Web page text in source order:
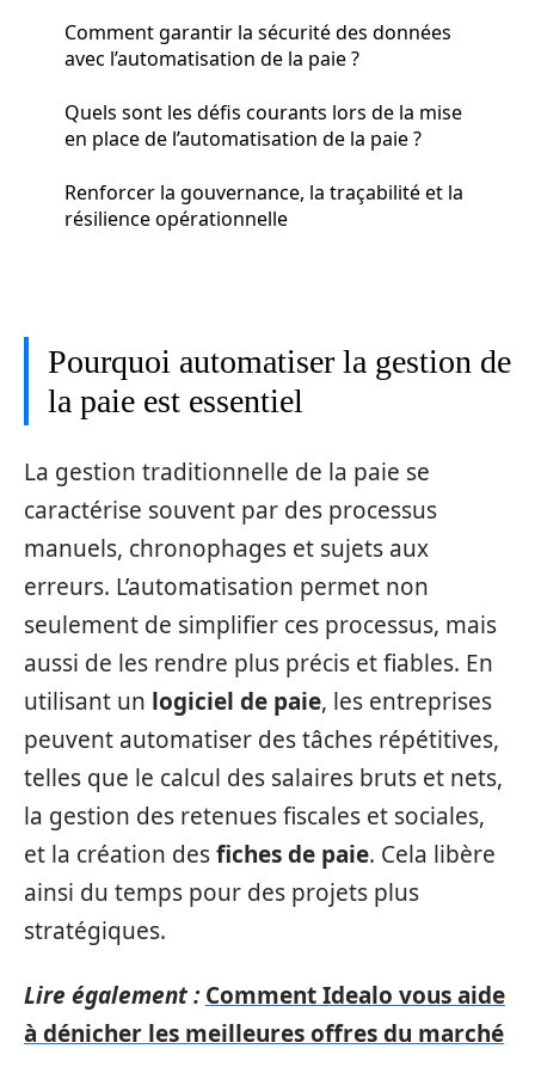
Comment garantir la sécurité des données
avec l’automatisation de la paie ?
Quels sont les défis courants lors de la mise
en place de l’automatisation de la paie ?
Renforcer la gouvernance, la traçabilité et la
résilience opérationnelle
Pourquoi automatiser la gestion de
la paie est essentiel
La gestion traditionnelle de la paie se
caractérise souvent par des processus
manuels, chronophages et sujets aux
erreurs. L’automatisation permet non
seulement de simplifier ces processus, mais
aussi de les rendre plus précis et fiables. En
utilisant un logiciel de paie, les entreprises
peuvent automatiser des tâches répétitives,
telles que le calcul des salaires bruts et nets,
la gestion des retenues fiscales et sociales,
et la création desfiches de paie. Cela libère
ainsi du temps pour des projets plus
stratégiques.
Lire également : Comment Idealo vous aide
à dénicher les meilleures offres du marché